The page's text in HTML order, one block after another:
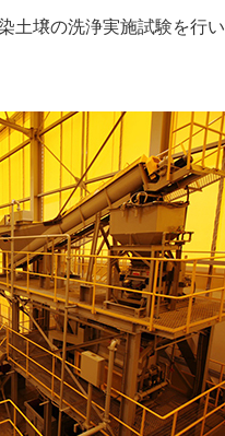
土壌の洗浄実施試験を行い